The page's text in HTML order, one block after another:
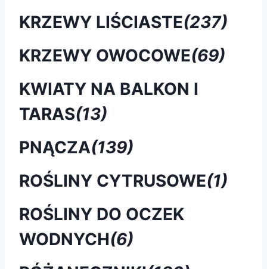
KRZEWY LIŚCIASTE(237)
KRZEWY OWOCOWE(69)
KWIATY NA BALKON I
TARAS(13)
PNĄCZA(139)
ROŚLINY CYTRUSOWE(1)
ROŚLINY DO OCZEK
WODNYCH(6)